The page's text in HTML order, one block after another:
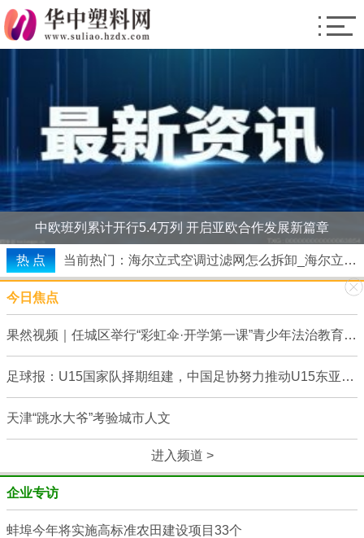
中欧班列累计开行5.4万列 开启亚欧合作发展新篇章
热 点
当前热门：海尔立式空调过滤网怎么拆卸_海尔立式空调过滤网怎么拆
焦点速讯：屈光度数的正常范围_屈光度是什么意思
生猪 猪肉屠宰、分割、副产品 2020-10_环球观焦点
今日焦点
果然视频｜任城区举行“彩虹伞·开学第一课”青少年法治教育活动
足球报：U15国家队择期组建，中国足协努力推动U15东亚杯一年一届
天津“跳水大爷”考验城市人文
进入频道 >
企业专访
蚌埠今年将实施高标准农田建设项目33个